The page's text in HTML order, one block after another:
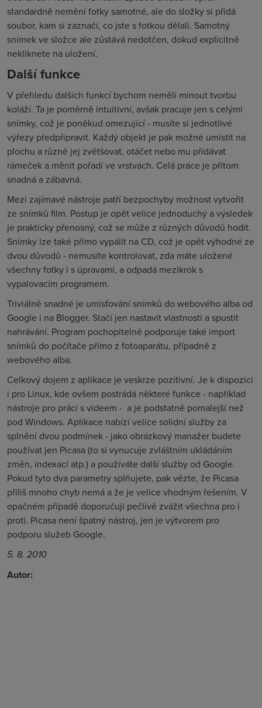
standardně nemění fotky samotné, ale do složky si přidá
soubor, kam si zaznačí, co jste s fotkou dělali. Samotný
snímek ve složce ale zůstává nedotčen, dokud explicitně
nekliknete na uložení.
Další funkce
V přehledu dalších funkcí bychom neměli minout tvorbu
koláží. Ta je poměrně intuitivní, avšak pracuje jen s celými
snímky, což je poněkud omezující - musíte si jednotlivé
výřezy předpřipravit. Každý objekt je pak možné umístit na
plochu a různě jej zvětšovat, otáčet nebo mu přídávat
rámeček a měnit pořadí ve vrstvách. Celá práce je přitom
snadná a zábavná.
Mezi zajímavé nástroje patří bezpochyby možnost vytvořit
ze snímků film. Postup je opět velice jednoduchý a výsledek
je prakticky přenosný, což se může z různých důvodů hodit.
Snímky lze také přímo vypálit na CD, což je opět výhodné ze
dvou důvodů - nemusíte kontrolovat, zda máte uložené
všechny fotky i s úpravami, a odpadá mezikrok s
vypalovacím programem.
Triviálně snadné je umísťování snímků do webového alba od
Google i na Blogger. Stačí jen nastavit vlastnosti a spustit
nahrávání. Program pochopitelně podporuje také import
snímků do počítače přímo z fotoaparátu, případně z
webového alba.
Celkový dojem z aplikace je veskrze pozitivní. Je k dispozici
i pro Linux, kde ovšem postrádá některé funkce - například
nástroje pro práci s videem - a je podstatně pomalejší než
pod Windows. Aplikace nabízí velice solidní služby za
splnění dvou podmínek - jako obrázkový manažer budete
používat jen Picasa (to si vynucuje zvláštním ukládáním
změn, indexací atp.) a používáte další služby od Google.
Pokud tyto dva parametry splňujete, pak vězte, že Picasa
příliš mnoho chyb nemá a že je velice vhodným řešením. V
opačném případě doporučuji pečlivě zvážit všechna pro i
proti. Picasa není špatný nástroj, jen je výtvorem pro
podporu služeb Google.
5. 8. 2010
Autor: